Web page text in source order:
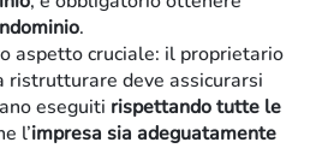
.
aspetto cruciale: il proprietario
ristrutturare deve assicurarsi
eseguiti rispettando tutte le
l’impresa sia adeguatamente